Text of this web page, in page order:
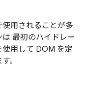
用されることが多
最初のハイドレー
用して DOM を定
。